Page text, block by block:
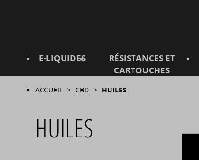
E-LIQUIDES
RÉSISTANCES ET
CARTOUCHES
ACCUEIL CBD HUILES
HUILES